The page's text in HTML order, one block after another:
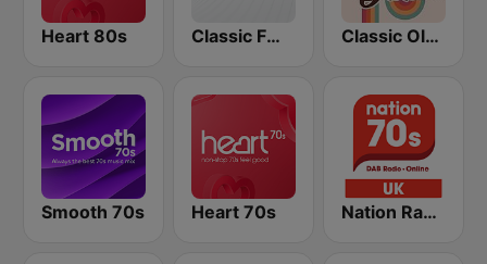
Heart 80s Classic FM Calm Classic Oldies
Smooth 70s Heart 70s Nation Radio 70s